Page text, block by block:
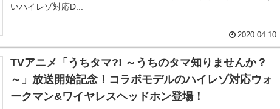
いハイレゾ対応D...
2020.04.10
TVアニメ「うちタマ?! ～うちのタマ知りませんか？
～」放送開始記念！コラボモデルのハイレゾ対応ウォ
ークマン&ワイヤレスヘッドホン登場！